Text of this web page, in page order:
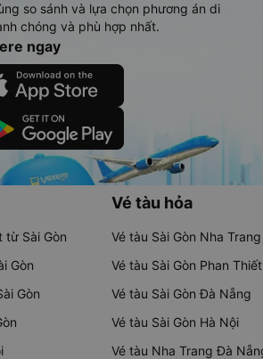
so sánh và lựa chọn phương án di
chóng và phù hợp nhất.
ngay
từ Sài Gòn
Gòn
Gòn
Vé tàu hỏa
Vé tàu Sài Gòn Nha Trang
Vé tàu Sài Gòn Phan Thiết
Vé tàu Sài Gòn Đà Nẵng
Vé tàu Sài Gòn Hà Nội
Vé tàu Nha Trang Đà